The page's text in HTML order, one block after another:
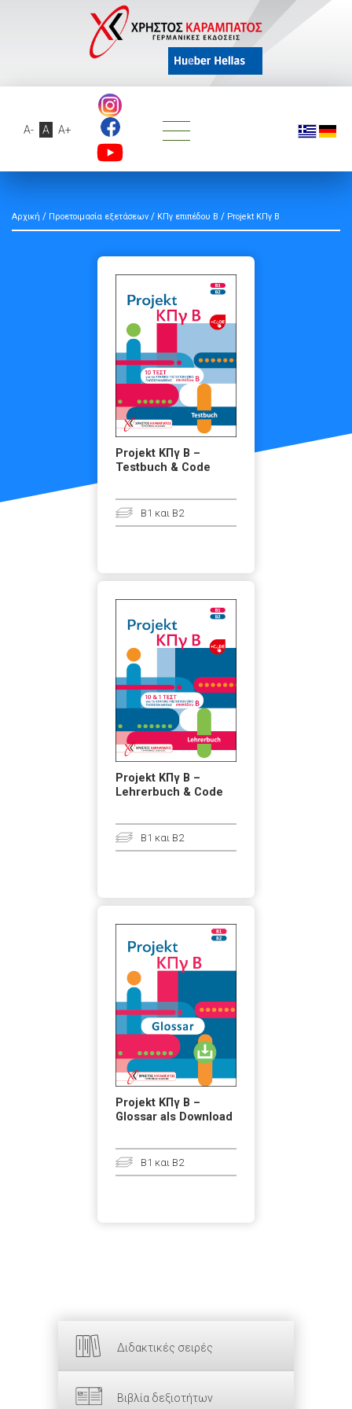
A- A A+
Διδακτικές σειρές
Βιβλία δεξιοτήτων
Αρχική / Προετοιμασία εξετάσεων / ΚΠγ επιπέδου Β / Projekt ΚΠγ Β
Projekt ΚΠγ Β –
Testbuch & Code
B1 και B2
Projekt ΚΠγ Β –
Lehrerbuch & Code
B1 και B2
Projekt ΚΠγ Β –
Glossar als Download
B1 και B2